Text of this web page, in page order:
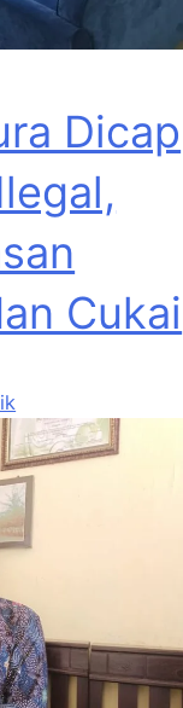
Dicap
Cukai